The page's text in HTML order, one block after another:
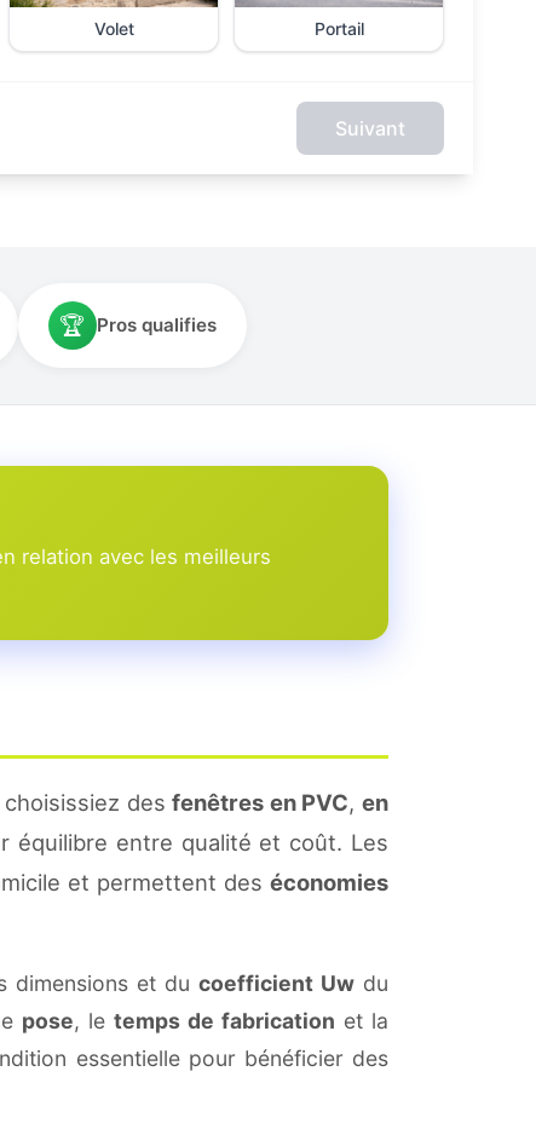
Volet Portail
Suivant
🏆 Pros qualifies
relation avec les meilleurs
choisissiez desfenêtres en PVC,en
équilibre entre qualité et coût. Les
et permettent deséconomies
dimensions et ducoefficient Uw du
pose, le temps de fabrication et la
essentielle pour bénéficier des